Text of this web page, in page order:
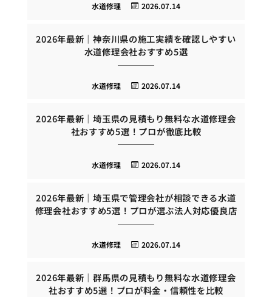
2026.07.14
水道修理
2026年最新｜神奈川県の施工実績を確認しやすい
水道修理会社おすすめ5選
2026.07.14
水道修理
2026年最新｜埼玉県の見積もり無料な水道修理会
社おすすめ5選！プロが徹底比較
2026.07.14
水道修理
2026年最新｜埼玉県で管理会社が相談できる水道
修理会社おすすめ5選！プロが選ぶ法人対応優良店
2026.07.14
水道修理
2026年最新｜群馬県の見積もり無料な水道修理会
社おすすめ5選！プロが料金・信頼性を比較